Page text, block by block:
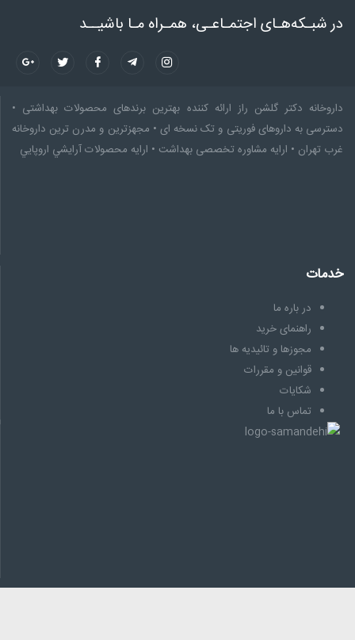
در شبـکه‌هـای اجتمـاعـی، همـراه مـا باشیــد
داروخانه دکتر گلشن راز ارائه کننده بهترین برندهای محصولات بهداشتی •
دسترسی به داروهای فوریتی و تک نسخه ای • مجهزترین و مدرن ترین داروخانه
غرب تهران • ارایه مشاوره تخصصى بهداشت • ارایه محصولات آرايشي اروپايي
خدمات
در باره ما
راهنمای خرید
مجوزها و تائیدیه ها
قوانین و مقررات
شکایات
تماس با ما